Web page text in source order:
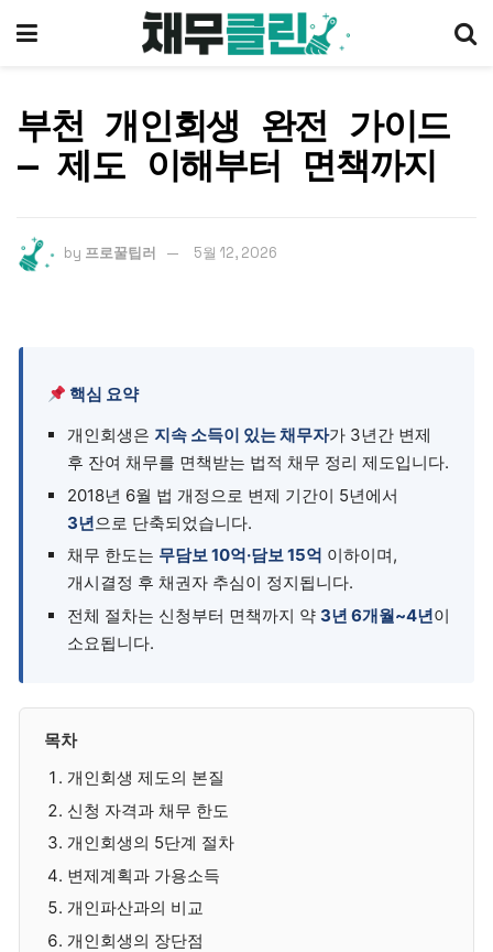
부천 개인회생 완전 가이드
— 제도 이해부터 면책까지
by 프로꿀팁러 5월 12, 2026
핵심 요약
개인회생은 지속 소득이 있는 채무자가 3년간 변제
후 잔여 채무를 면책받는 법적 채무 정리 제도입니다.
2018년 6월 법 개정으로 변제 기간이 5년에서
3년으로 단축되었습니다.
채무 한도는 무담보 10억·담보 15억 이하이며,
개시결정 후 채권자 추심이 정지됩니다.
전체 절차는 신청부터 면책까지 약 3년 6개월~4년이
소요됩니다.
목차
개인회생 제도의 본질
신청 자격과 채무 한도
개인회생의 5단계 절차
변제계획과 가용소득
개인파산과의 비교
개인회생의 장단점